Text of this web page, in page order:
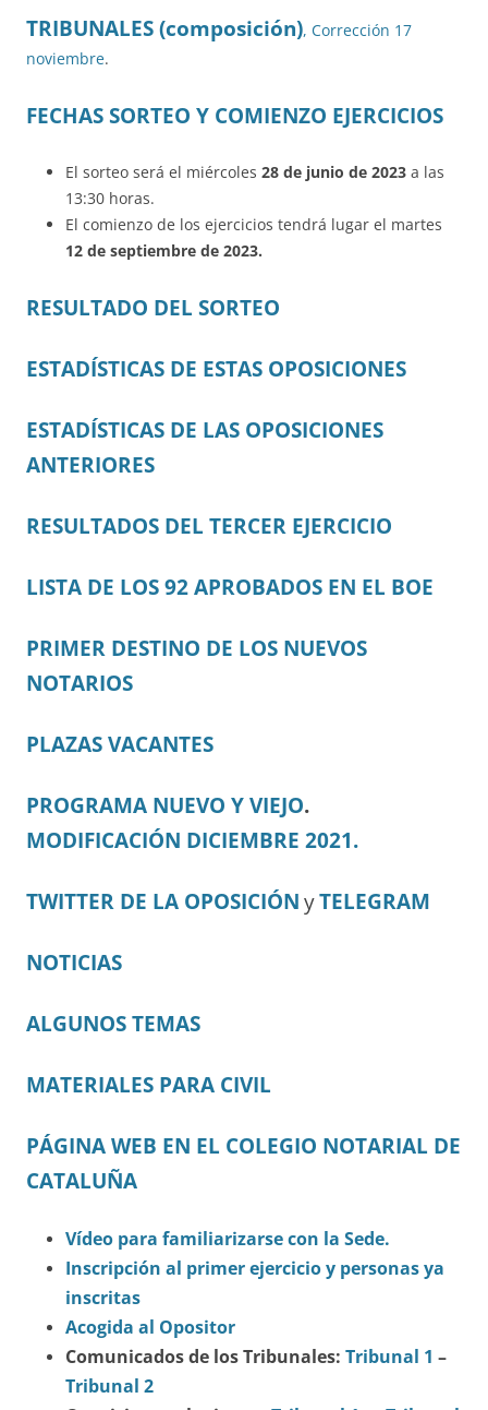
TRIBUNALES (composición), Corrección 17
noviembre.
FECHAS SORTEO Y COMIENZO EJERCICIOS
El sorteo será el miércoles 28 de junio de 2023 a las
13:30 horas.
El comienzo de los ejercicios tendrá lugar el martes
12 de septiembre de 2023.
RESULTADO DEL SORTEO
ESTADÍSTICAS DE ESTAS OPOSICIONES
ESTADÍSTICAS DE LAS OPOSICIONES
ANTERIORES
RESULTADOS DEL TERCER EJERCICIO
LISTA DE LOS 92 APROBADOS EN EL BOE
PRIMER DESTINO DE LOS NUEVOS
NOTARIOS
PLAZAS VACANTES
PROGRAMA NUEVO Y VIEJO.
MODIFICACIÓN DICIEMBRE 2021.
TWITTER DE LA OPOSICIÓN yTELEGRAM
NOTICIAS
ALGUNOS TEMAS
MATERIALES PARA CIVIL
PÁGINA WEB EN EL COLEGIO NOTARIAL DE
CATALUÑA
Vídeo para familiarizarse con la Sede.
Inscripción al primer ejercicio y personas ya
inscritas
Acogida al Opositor
Comunicados de los Tribunales: Tribunal 1 –
Tribunal 2